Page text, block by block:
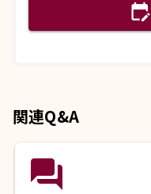
edit_calendar
関連Q&A
question_answer